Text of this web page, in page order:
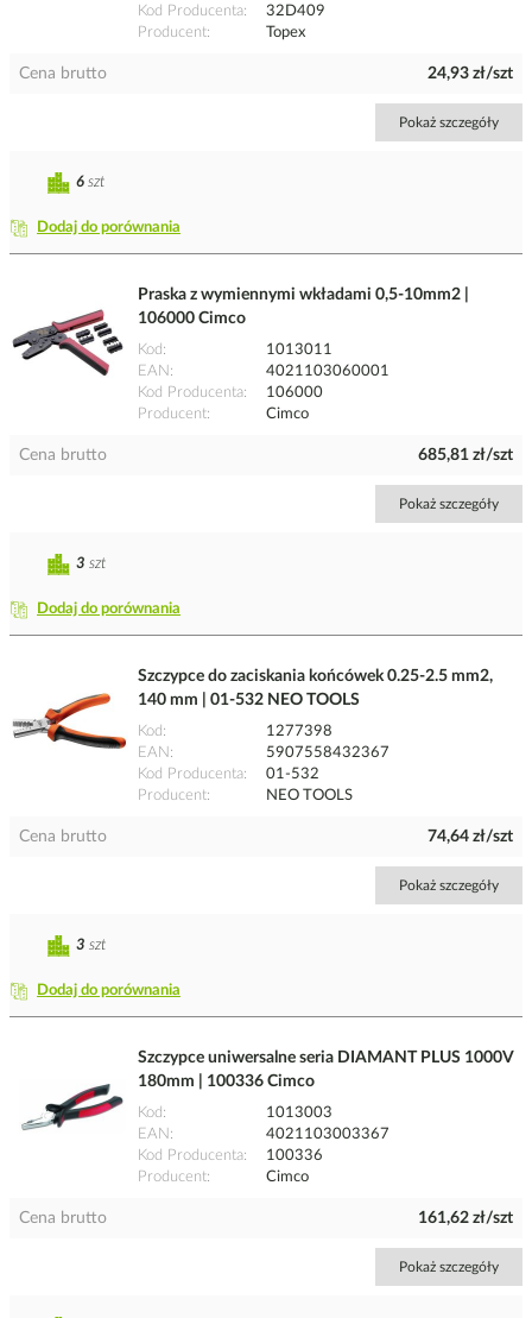
Kod Producenta
32D409
Producent
Topex
Cena brutto 24,93 zł/szt
Pokaż szczegóły
Dodaj do porównania
6 szt
Praska z wymiennymi wkładami 0,5-10mm2 |
106000 Cimco
Kod
1013011
EAN
4021103060001
Kod Producenta
106000
Producent
Cimco
Cena brutto 685,81 zł/szt
Pokaż szczegóły
Dodaj do porównania
3 szt
Szczypce do zaciskania końcówek 0.25-2.5 mm2,
140 mm | 01-532 NEO TOOLS
Kod
1277398
EAN
5907558432367
Kod Producenta
01-532
Producent
NEO TOOLS
Cena brutto 74,64 zł/szt
Pokaż szczegóły
Dodaj do porównania
3 szt
Szczypce uniwersalne seria DIAMANT PLUS 1000V
180mm | 100336 Cimco
Kod
1013003
EAN
4021103003367
Kod Producenta
100336
Producent
Cimco
Cena brutto 161,62 zł/szt
Pokaż szczegóły